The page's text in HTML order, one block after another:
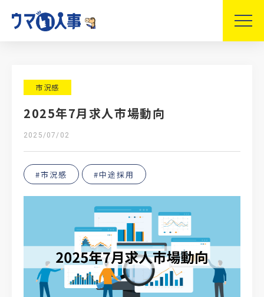
市況感
2025年7月求人市場動向
2025/07/02
#市況感 #中途採用